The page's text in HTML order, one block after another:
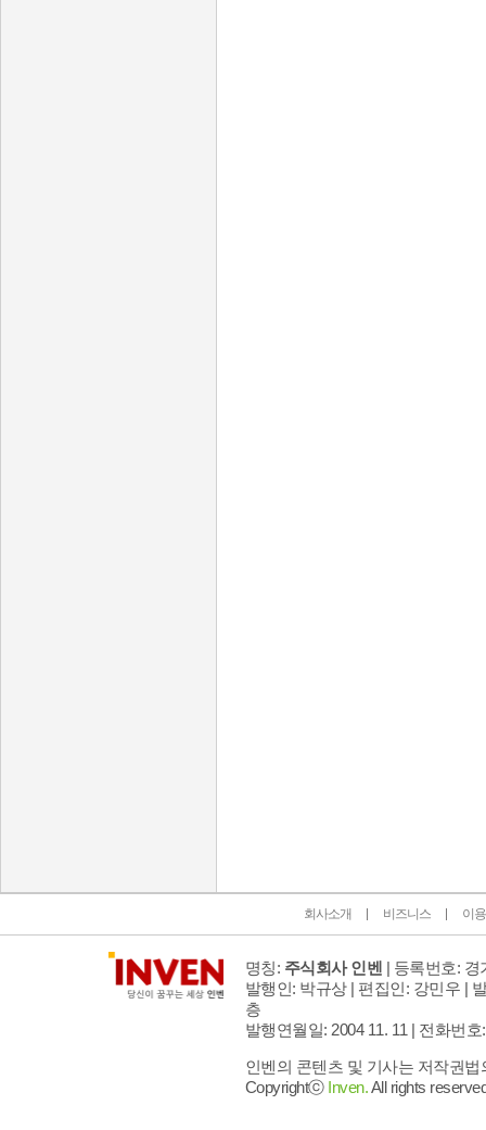
회사소개 비즈니스 이
명칭: 주식회사 인벤 | 등록번호: 경
발행인: 박규상 | 편집인: 강민우 |
층
발행연월일: 2004 11. 11 | 전화번호
인벤의 콘텐츠 및 기사는 저작권
Copyrightⓒ Inven.All rights